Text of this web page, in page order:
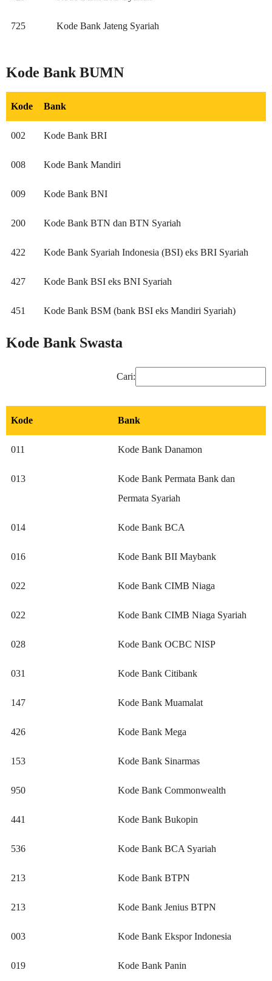
725 Kode Bank Jateng Syariah
Kode Bank BUMN
Kode Bank
002 Kode Bank BRI
008 Kode Bank Mandiri
009 Kode Bank BNI
200 Kode Bank BTN dan BTN Syariah
422 Kode Bank Syariah Indonesia (BSI) eks BRI Syariah
427 Kode Bank BSI eks BNI Syariah
451 Kode Bank BSM (bank BSI eks Mandiri Syariah)
Kode Bank Swasta
Cari:
Kode Bank
011 Kode Bank Danamon
013
Kode Bank Permata Bank dan
Permata Syariah
014 Kode Bank BCA
016 Kode Bank BII Maybank
022 Kode Bank CIMB Niaga
022 Kode Bank CIMB Niaga Syariah
028 Kode Bank OCBC NISP
031 Kode Bank Citibank
147 Kode Bank Muamalat
426 Kode Bank Mega
153 Kode Bank Sinarmas
950 Kode Bank Commonwealth
441 Kode Bank Bukopin
536 Kode Bank BCA Syariah
213 Kode Bank BTPN
213 Kode Bank Jenius BTPN
003 Kode Bank Ekspor Indonesia
019 Kode Bank Panin